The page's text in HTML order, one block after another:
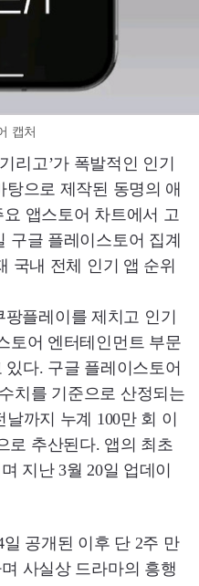
캡처
리고’가 폭발적인 인기
으로 제작된 동명의 애
요 앱스토어 차트에서 고
구글 플레이스토어 집계
국내 전체 인기 앱 순위
플레이를 제치고 인기
토어 엔터테인먼트 부문
다. 구글 플레이스토어
치를 기준으로 산정되는
까지 누계 100만 회 이
로 추산된다. 앱의 최초
지난 3월 20일 업데이
일 공개된 이후 단 2주 만
사실상 드라마의 흥행